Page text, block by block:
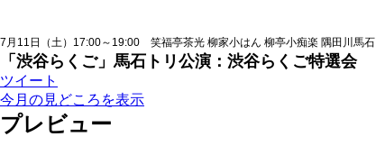
7月11日（土）17:00～19:00 笑福亭茶光 柳家小はん 柳亭小痴楽 隅田川馬石
「渋谷らくご」馬石トリ公演：渋谷らくご特選会
ツイート
今月の見どころを表示
プレビュー